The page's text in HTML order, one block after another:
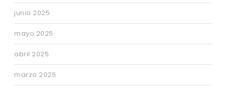
junio 2025
mayo 2025
abril 2025
marzo 2025